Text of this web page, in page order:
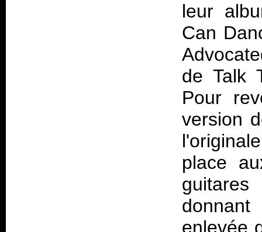
leur
Can
de Talk
Pour
version
place
donnant
enlevée